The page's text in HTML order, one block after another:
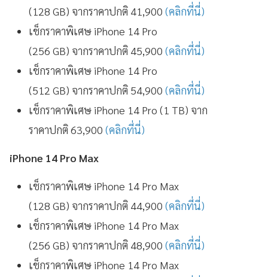
(128 GB) จากราคาปกติ 41,900 (คลิกที่นี่)
เช็กราคาพิเศษ iPhone 14 Pro
(256 GB) จากราคาปกติ 45,900 (คลิกที่นี่)
เช็กราคาพิเศษ iPhone 14 Pro
(512 GB) จากราคาปกติ 54,900 (คลิกที่นี่)
เช็กราคาพิเศษ iPhone 14 Pro (1 TB) จาก
ราคาปกติ 63,900 (คลิกที่นี่)
iPhone 14 Pro Max
เช็กราคาพิเศษ iPhone 14 Pro Max
(128 GB) จากราคาปกติ 44,900 (คลิกที่นี่)
เช็กราคาพิเศษ iPhone 14 Pro Max
(256 GB) จากราคาปกติ 48,900 (คลิกที่นี่)
เช็กราคาพิเศษ iPhone 14 Pro Max